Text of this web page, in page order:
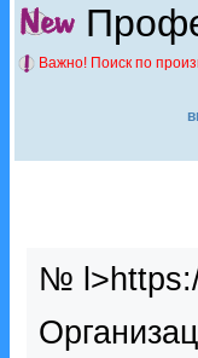
Важно! Поиск по
№